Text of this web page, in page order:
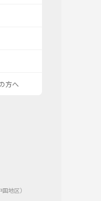
方へ
地区）